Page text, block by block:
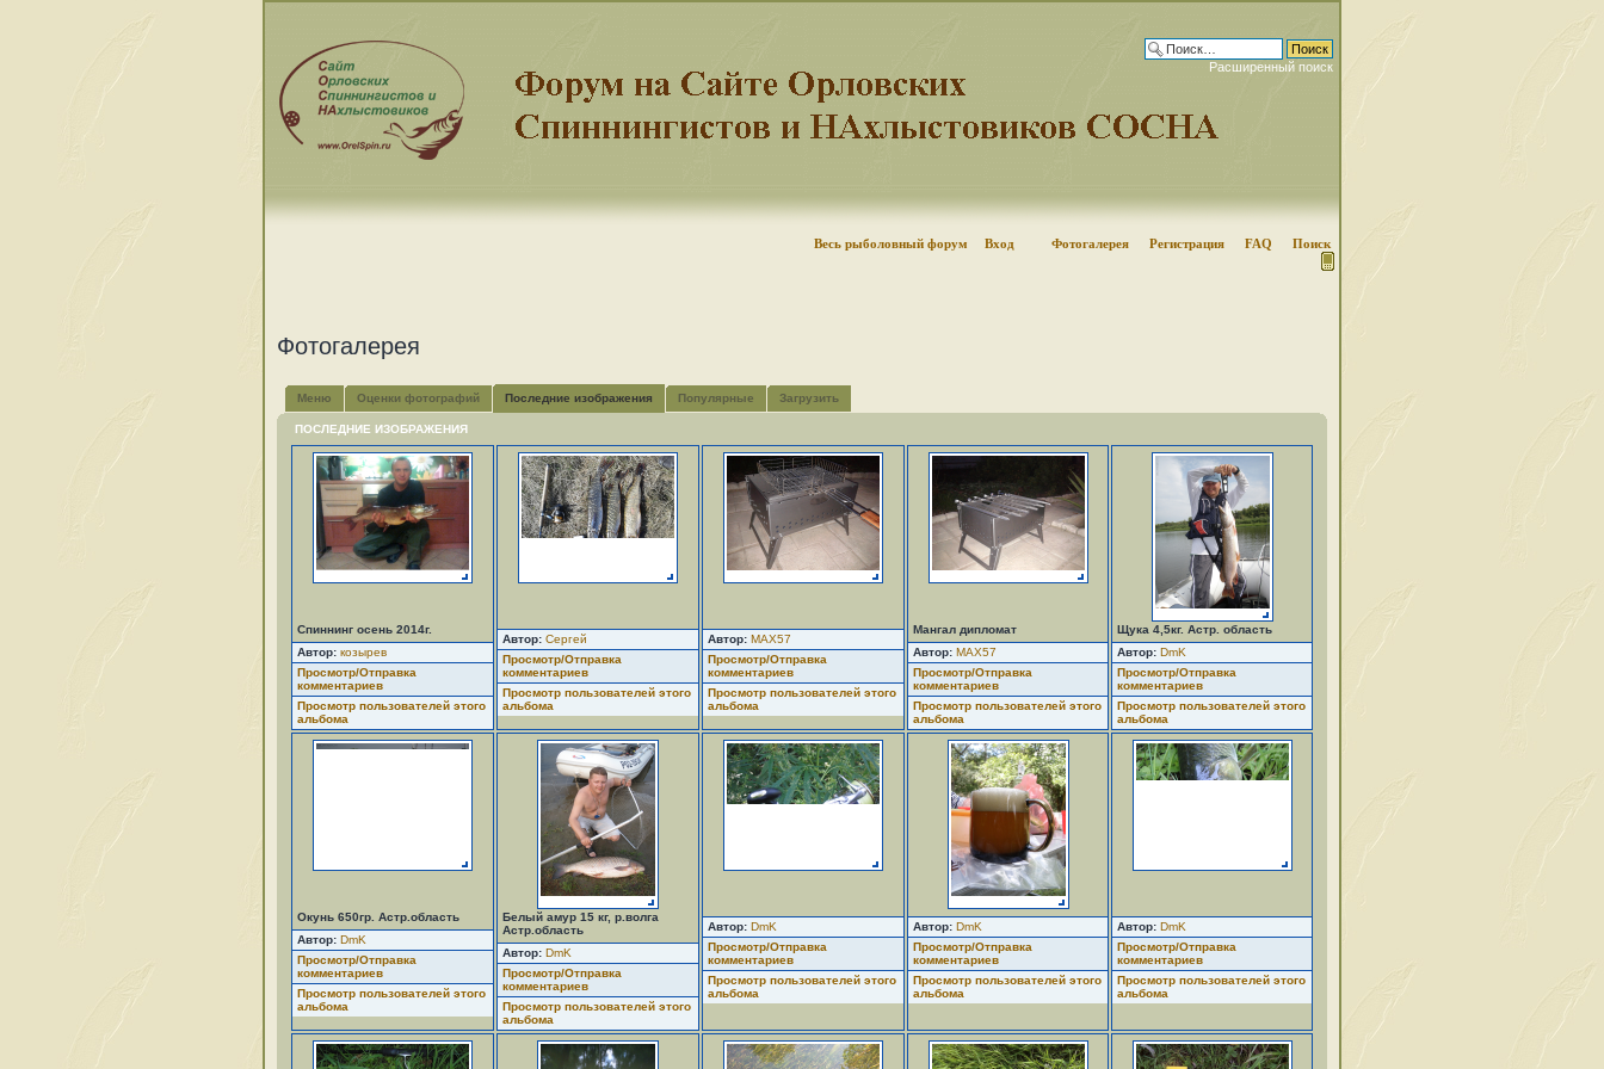
Расширенный поиск
Весь рыболовный форум Вход Фотогалерея Регистрация FAQ Поиск
Фотогалерея
Меню Оценки фотографий Последние изображения Популярные Загрузить
ПОСЛЕДНИЕ ИЗОБРАЖЕНИЯ
Спиннинг осень 2014г.
Автор: козырев
Просмотр/Отправка
комментариев
Просмотр пользователей этого
альбома
Автор: Сергей
Просмотр/Отправка
комментариев
Просмотр пользователей этого
альбома
Автор: MAX57
Просмотр/Отправка
комментариев
Просмотр пользователей этого
альбома
Мангал дипломат
Автор: MAX57
Просмотр/Отправка
комментариев
Просмотр пользователей этого
альбома
Щука 4,5кг. Астр. область
Автор: DmK
Просмотр/Отправка
комментариев
Просмотр пользователей этого
альбома
Окунь 650гр. Астр.область
Автор: DmK
Просмотр/Отправка
комментариев
Просмотр пользователей этого
альбома
Белый амур 15 кг, р.волга
Астр.область
Автор: DmK
Просмотр/Отправка
комментариев
Просмотр пользователей этого
альбома
Автор: DmK
Просмотр/Отправка
комментариев
Просмотр пользователей этого
альбома
Автор: DmK
Просмотр/Отправка
комментариев
Просмотр пользователей этого
альбома
Автор: DmK
Просмотр/Отправка
комментариев
Просмотр пользователей этого
альбома